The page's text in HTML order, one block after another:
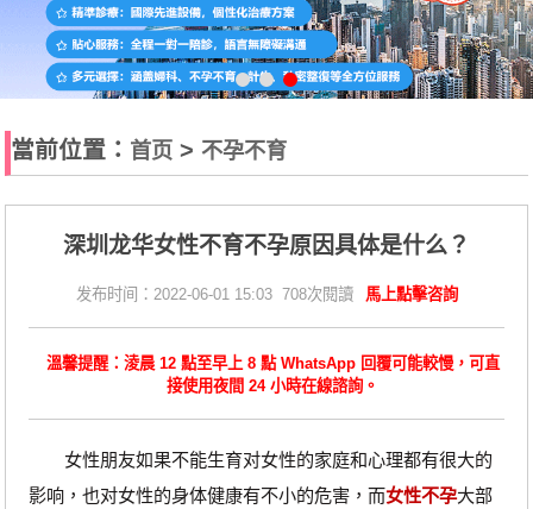
當前位置： 首页 > 不孕不育
深圳龙华女性不育不孕原因具体是什么？
发布时间：2022-06-01 15:03 708次閱讀 馬上點擊咨詢
溫馨提醒：淩晨 12 點至早上 8 點 WhatsApp 回覆可能較慢，可直
接使用夜間 24 小時在線諮詢。
女性朋友如果不能生育对女性的家庭和心理都有很大的
影响，也对女性的身体健康有不小的危害，而女性不孕大部